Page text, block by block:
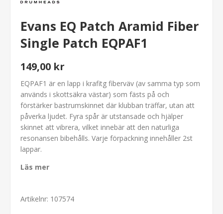
Evans EQ Patch Aramid Fiber
Single Patch EQPAF1
149,00 kr
EQPAF1 är en lapp i krafitg fiberväv (av samma typ som
används i skottsäkra västar) som fästs på och
förstärker bastrumskinnet där klubban träffar, utan att
påverka ljudet. Fyra spår är utstansade och hjälper
skinnet att vibrera, vilket innebär att den naturliga
resonansen bibehålls. Varje förpackning innehåller 2st
lappar.
Läs mer
Artikelnr: 107574